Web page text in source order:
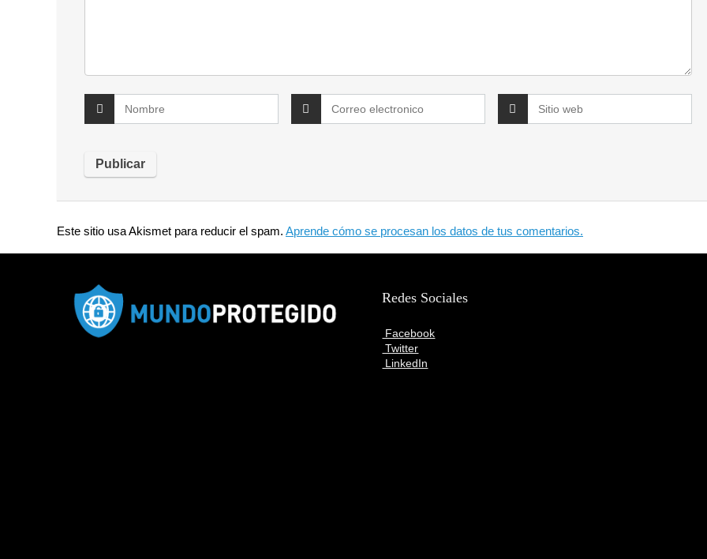
Este sitio usa Akismet para reducir el spam. Aprende cómo se procesan los datos de tus comentarios.
Redes Sociales
Facebook
Twitter
LinkedIn